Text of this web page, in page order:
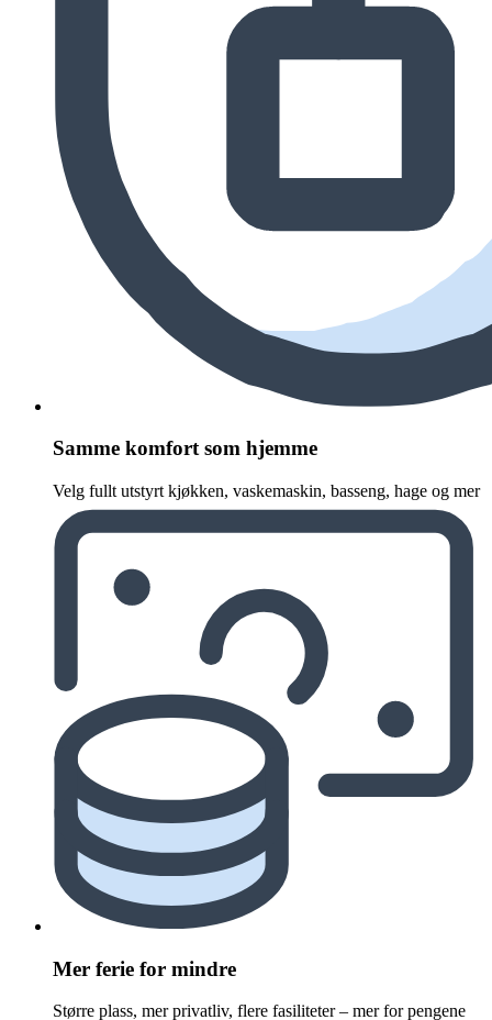
Samme komfort som hjemme
Velg fullt utstyrt kjøkken, vaskemaskin, basseng, hage og mer
Mer ferie for mindre
Større plass, mer privatliv, flere fasiliteter – mer for pengene